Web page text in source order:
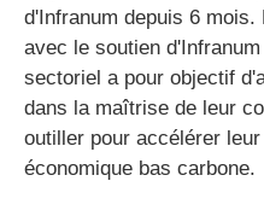
d'Infranum depuis 6
avec le soutien
sectoriel a pour objectif
dans la maîtrise de leur
outiller pour accélérer
économique bas carbone.